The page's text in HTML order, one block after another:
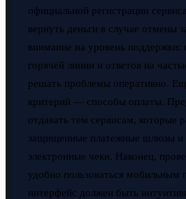
официальной регистрации
вернуть деньги в случае отмены
внимание на уровень поддержки:
горячей линии и ответов на
решать проблемы оперативно.
критерий — способы оплаты.
отдавать тем сервисам, которые
защищенные платежные шлюзы и
электронные чеки. Наконец,
удобно пользоваться мобильным
интерфейс должен быть